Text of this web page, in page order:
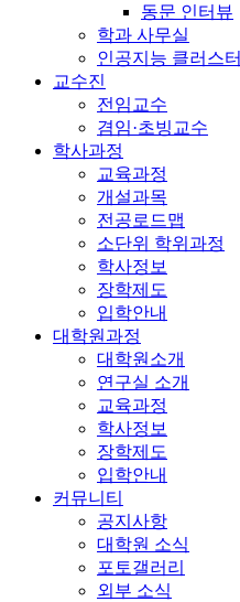
동문 인터뷰
학과 사무실
인공지능 클러스터
교수진
전임교수
겸임·초빙교수
학사과정
교육과정
개설과목
전공로드맵
소단위 학위과정
학사정보
장학제도
입학안내
대학원과정
대학원소개
연구실 소개
교육과정
학사정보
장학제도
입학안내
커뮤니티
공지사항
대학원 소식
포토갤러리
외부 소식